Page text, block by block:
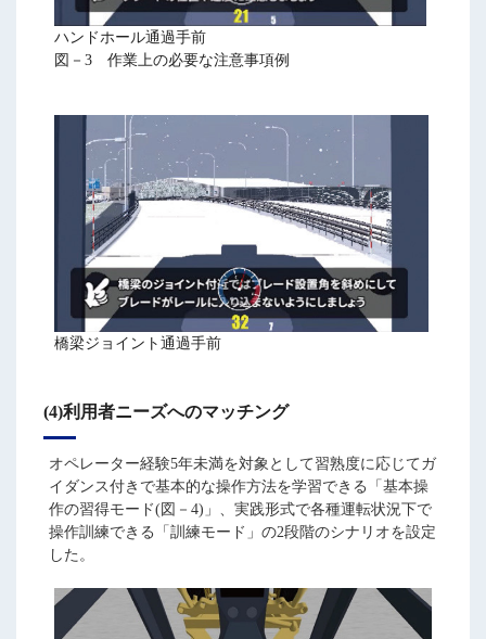
ハンドホール通過手前
図－3 作業上の必要な注意事項例
橋梁ジョイント通過手前
(4)利用者ニーズへのマッチング
オペレーター経験5年未満を対象として習熟度に応じてガ
イダンス付きで基本的な操作方法を学習できる「基本操
作の習得モード(図－4)」、実践形式で各種運転状況下で
操作訓練できる「訓練モード」の2段階のシナリオを設定
した。